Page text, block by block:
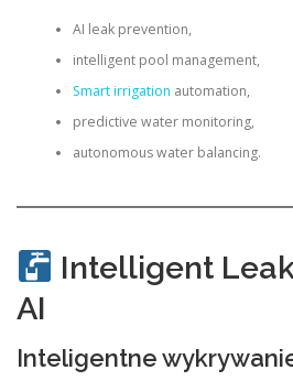
AI leak prevention,
intelligent pool management,
Smart irrigation automation,
predictive water monitoring,
autonomous water balancing.
Intelligent
AI
Inteligentne